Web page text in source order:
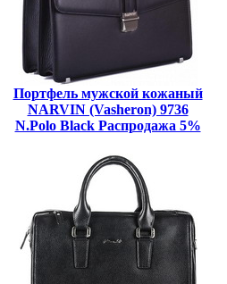
Портфель мужской кожаный
NARVIN (Vasheron) 9736
N.Polo Black Распродажа 5%